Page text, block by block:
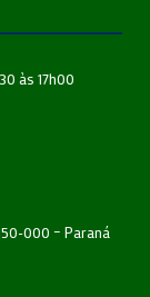
às 17h00
000 – Paraná